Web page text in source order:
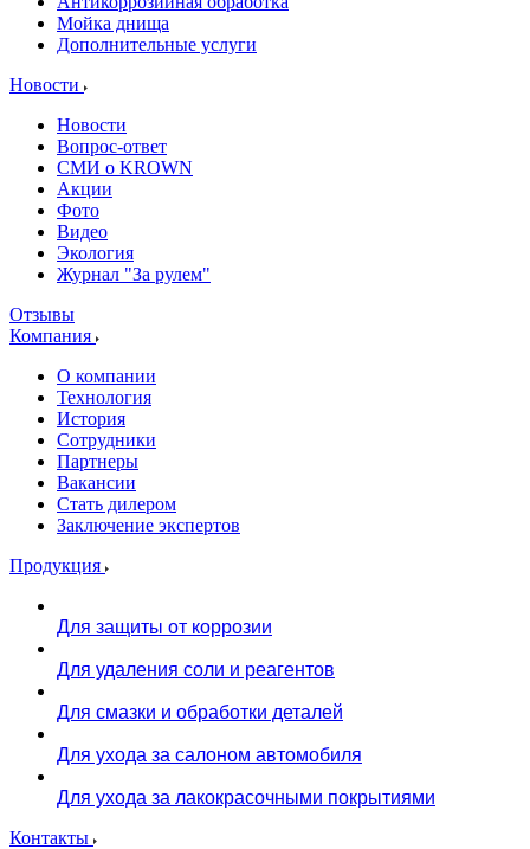
Мойка днища
Дополнительные услуги
Новости
Новости
Вопрос-ответ
СМИ о KROWN
Акции
Фото
Видео
Экология
Журнал "За рулем"
Отзывы
Компания
О компании
Технология
История
Сотрудники
Партнеры
Вакансии
Стать дилером
Заключение экспертов
Продукция
Для защиты от коррозии
Для удаления соли и реагентов
Для смазки и обработки деталей
Для ухода за салоном автомобиля
Для ухода за лакокрасочными покрытиями
Контакты